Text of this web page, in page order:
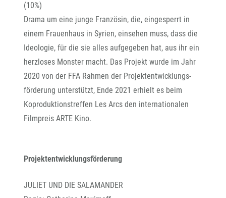
(10%)
Drama um eine junge Französin, die, eingesperrt in
einem Frauenhaus in Syrien, einsehen muss, dass die
Ideologie, für die sie alles aufgegeben hat, aus ihr ein
herzloses Monster macht. Das Projekt wurde im Jahr
2020 von der FFA Rahmen der Projektentwicklungs-
förderung unterstützt, Ende 2021 erhielt es beim
Koproduktionstreffen Les Arcs den internationalen
Filmpreis ARTE Kino.
Projektentwicklungsförderung
JULIET UND DIE SALAMANDER